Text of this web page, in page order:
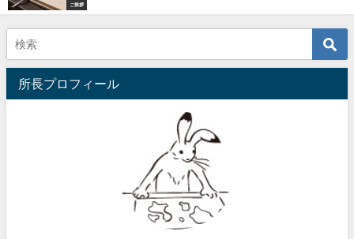
ご挨拶
所長プロフィール